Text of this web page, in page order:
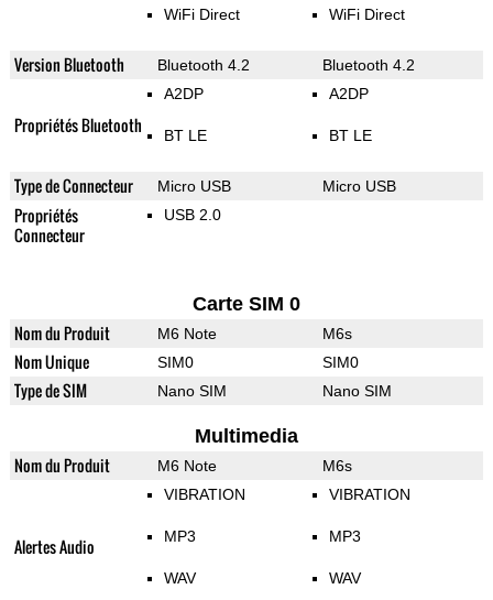
WiFi Direct WiFi Direct
Version Bluetooth Bluetooth 4.2 Bluetooth 4.2
Propriétés Bluetooth
A2DP
BT LE
A2DP
BT LE
Type de Connecteur Micro USB Micro USB
Propriétés
Connecteur
USB 2.0
Carte SIM 0
Nom du Produit M6 Note M6s
Nom Unique SIM0 SIM0
Type de SIM Nano SIM Nano SIM
Multimedia
Nom du Produit M6 Note M6s
Alertes Audio
VIBRATION
MP3
WAV
VIBRATION
MP3
WAV